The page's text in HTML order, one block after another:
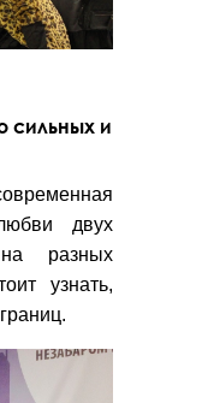
сильных и
двух
разных
узнать,